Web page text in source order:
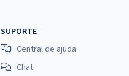
SUPORTE
Central de ajuda
Chat